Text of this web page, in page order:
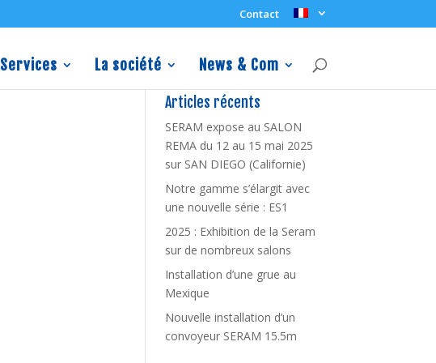
Contact
Services La société News & Com
Articles récents
SERAM expose au SALON
REMA du 12 au 15 mai 2025
sur SAN DIEGO (Californie)
Notre gamme s’élargit avec
une nouvelle série : ES1
2025 : Exhibition de la Seram
sur de nombreux salons
Installation d’une grue au
Mexique
Nouvelle installation d’un
convoyeur SERAM 15.5m